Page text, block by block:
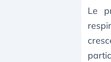
Le